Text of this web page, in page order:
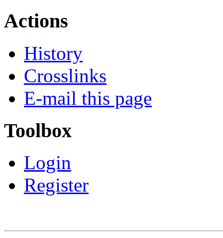
Actions
History
Crosslinks
E-mail this page
Toolbox
Login
Register